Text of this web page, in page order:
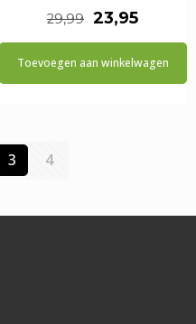
29,99
prijs
23,95
prijs
is:
Toevoegen aan winkelwagen
3 4